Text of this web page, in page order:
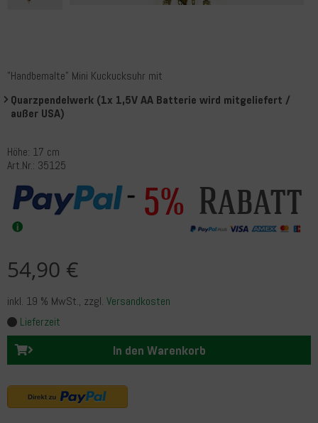
"Handbemalte" Mini Kuckucksuhr mit
Quarzpendelwerk (1x 1,5V AA Batterie wird mitgeliefert /
außer USA)
Höhe: 17 cm
Art.Nr.: 35125
5% Rabatt
54,90 €
inkl. 19 % MwSt., zzgl. Versandkosten
Lieferzeit
In den Warenkorb